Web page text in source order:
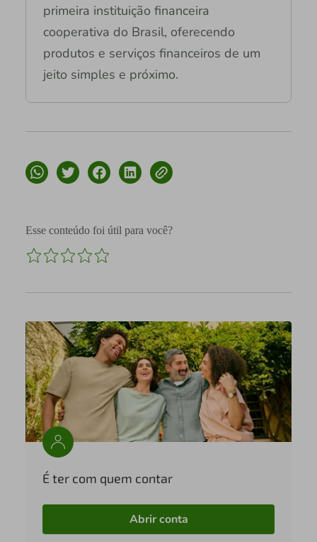
primeira instituição financeira
cooperativa do Brasil, oferecendo
produtos e serviços financeiros de um
jeito simples e próximo.
Esse conteúdo foi útil para você?
É ter com quem contar
Abrir conta